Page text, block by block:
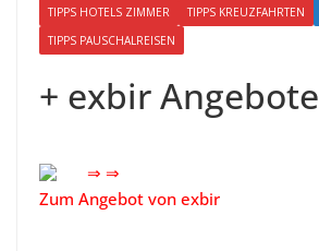
TIPPS HOTELS ZIMMER
TIPPS KREUZFAHRTEN
TIPPS PAUSCHALREISEN
+ exbir Angebote
⇒ ⇒
Zum Angebot von exbir